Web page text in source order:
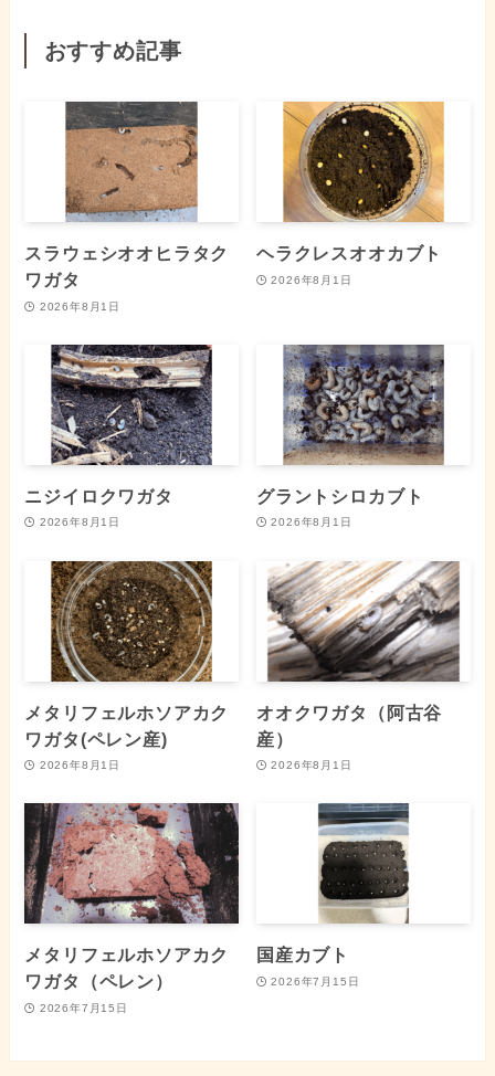
おすすめ記事
スラウェシオオヒラタク
ワガタ
2026年8月1日
ヘラクレスオオカブト
2026年8月1日
ニジイロクワガタ
2026年8月1日
グラントシロカブト
2026年8月1日
メタリフェルホソアカク
ワガタ(ペレン産)
2026年8月1日
オオクワガタ（阿古谷
産）
2026年8月1日
メタリフェルホソアカク
ワガタ（ペレン）
2026年7月15日
国産カブト
2026年7月15日